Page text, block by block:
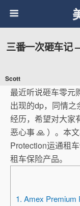
三番一次砸车记
Scott
最近听说砸车零元
出现的dp， 同情之
经历，希望对大家
恶心事 🙏 ）。本
Protection运通租
租车保险产品。
1. Amex Premium